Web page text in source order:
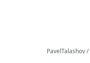
PavelTalashov